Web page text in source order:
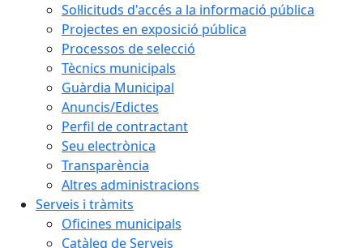
Sol·licituds d'accés a la informació pública
Projectes en exposició pública
Processos de selecció
Tècnics municipals
Guàrdia Municipal
Anuncis/Edictes
Perfil de contractant
Seu electrònica
Transparència
Altres administracions
Serveis i tràmits
Oficines municipals
Catàleg de Serveis